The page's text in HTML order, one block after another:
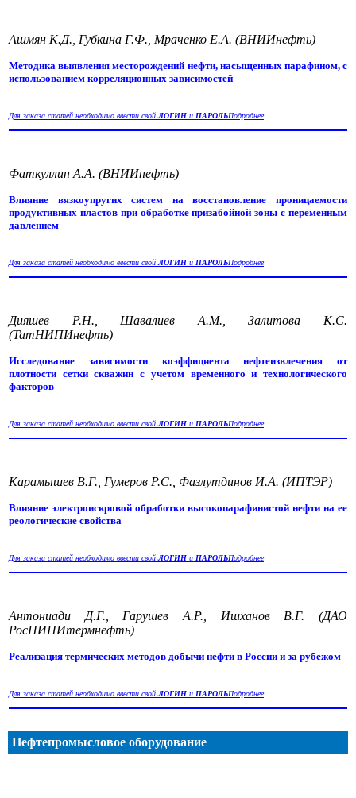
Ашмян К.Д., Губкина Г.Ф., Мраченко Е.А. (ВНИИнефть)
Методика выявления месторождений нефти, насыщенных парафином, с
использованием корреляционных зависимостей
Для заказа статей необходимо ввести свойЛОГИН и ПАРОЛЬПодробнее
Фаткуллин А.А. (ВНИИнефть)
Влияние вязкоупругих систем на восстановление проницаемости
продуктивных пластов при обработке призабойной зоны с переменным
давлением
Для заказа статей необходимо ввести свойЛОГИН и ПАРОЛЬПодробнее
Дияшев Р.Н., Шавалиев А.М., Залитова К.С.
(ТатНИПИнефть)
Исследование зависимости коэффициента нефтеизвлечения от
плотности сетки скважин с учетом временного и технологического
факторов
Для заказа статей необходимо ввести свойЛОГИН и ПАРОЛЬПодробнее
Карамышев В.Г., Гумеров Р.С., Фазлутдинов И.А. (ИПТЭР)
Влияние электроискровой обработки высокопарафинистой нефти на ее
реологические свойства
Для заказа статей необходимо ввести свойЛОГИН и ПАРОЛЬПодробнее
Антониади Д.Г., Гарушев А.Р., Ишханов В.Г. (ДАО
РосНИПИтермнефть)
Реализация термических методов добычи нефти в России и за рубежом
Для заказа статей необходимо ввести свойЛОГИН и ПАРОЛЬПодробнее
Нефтепромысловое оборудование